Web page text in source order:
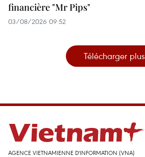
financière "Mr Pips"
03/08/2026 09:52
Télécharger plus
AGENCE VIETNAMIENNE D'INFORMATION (VNA)